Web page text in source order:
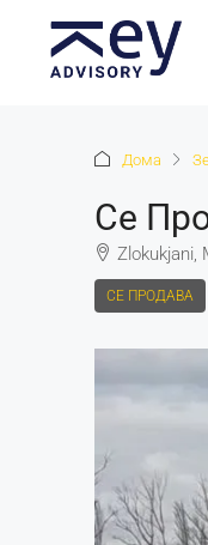
Дома
Се
Zlokukjani,
СЕ ПРОДАВА